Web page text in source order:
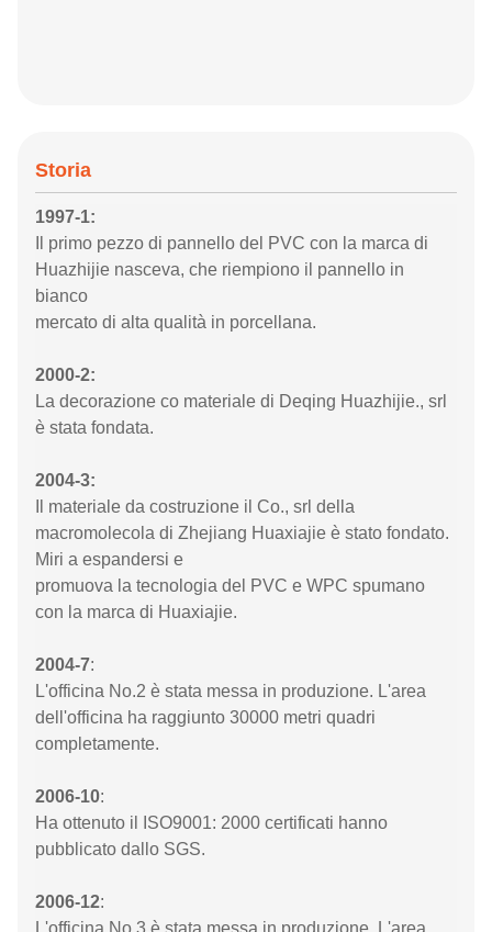
Storia
1997-1:
Il primo pezzo di pannello del PVC con la marca di
Huazhijie nasceva, che riempiono il pannello in
bianco
mercato di alta qualità in porcellana.
2000-2:
La decorazione co materiale di Deqing Huazhijie., srl
è stata fondata.
2004-3:
Il materiale da costruzione il Co., srl della
macromolecola di Zhejiang Huaxiajie è stato fondato.
Miri a espandersi e
promuova la tecnologia del PVC e WPC spumano
con la marca di Huaxiajie.
2004-7:
L'officina No.2 è stata messa in produzione. L'area
dell'officina ha raggiunto 30000 metri quadri
completamente.
2006-10:
Ha ottenuto il ISO9001: 2000 certificati hanno
pubblicato dallo SGS.
2006-12:
L'officina No.3 è stata messa in produzione. L'area